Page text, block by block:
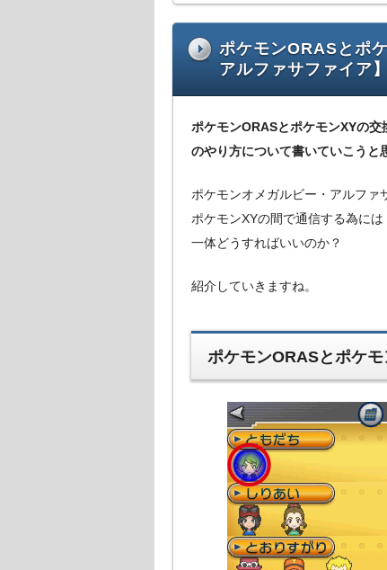
ポケモンORASとポ
アルファサファイア】
ポケモンORASとポケモンXYの交
のやり方について書いていこうと
ポケモンオメガルビー・アルファ
ポケモンXYの間で通信する為には
一体どうすればいいのか？
紹介していきますね。
ポケモンORASとポケ